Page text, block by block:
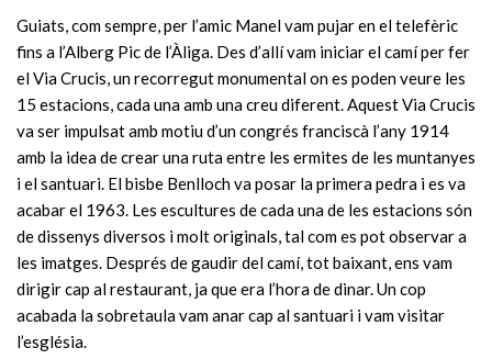
Guiats, com sempre, per l’amic Manel vam pujar en el telefèric
fins a l’Alberg Pic de l’Àliga. Des d’allí vam iniciar el camí per fer
el Via Crucis, un recorregut monumental on es poden veure les
15 estacions, cada una amb una creu diferent. Aquest Via Crucis
va ser impulsat amb motiu d’un congrés franciscà l’any 1914
amb la idea de crear una ruta entre les ermites de les muntanyes
i el santuari. El bisbe Benlloch va posar la primera pedra i es va
acabar el 1963. Les escultures de cada una de les estacions són
de dissenys diversos i molt originals, tal com es pot observar a
les imatges. Després de gaudir del camí, tot baixant, ens vam
dirigir cap al restaurant, ja que era l’hora de dinar. Un cop
acabada la sobretaula vam anar cap al santuari i vam visitar
l’església.